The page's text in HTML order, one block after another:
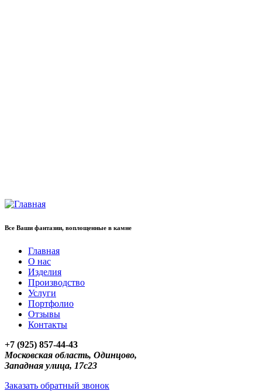
Все Ваши фантазии, воплощенные в камне
Главная
О нас
Изделия
Производство
Услуги
Портфолио
Отзывы
Контакты
+7 (925) 857-44-43
Московская область, Одинцово,
Западная улица, 17с23
Заказать обратный звонок